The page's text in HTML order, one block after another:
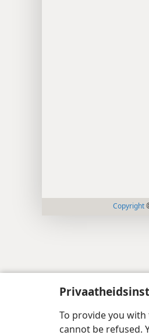
To provide you
cannot be refused.
Copyright